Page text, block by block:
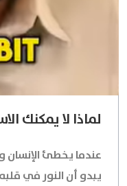
لماذا لا يمكنك
عندما يخطئ الإنسان
يبدو أن النور في